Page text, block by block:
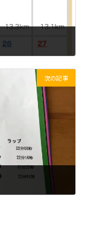
次の記事